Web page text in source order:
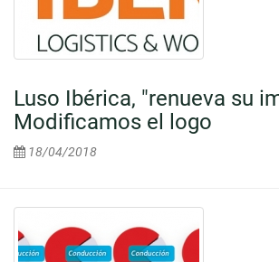
Luso Ibérica, "renueva su
Modificamos el logo
18/04/2018